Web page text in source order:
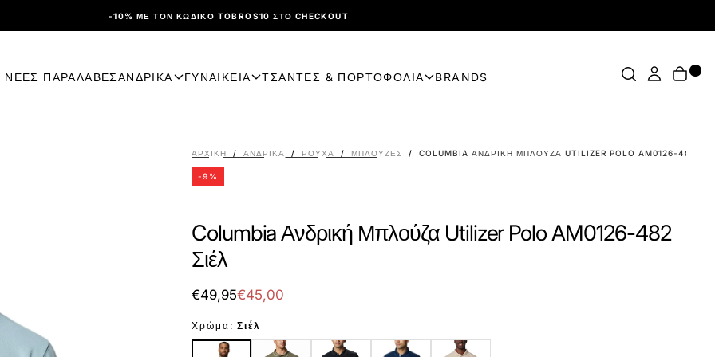
-10% ΜΕ ΤΟΝ ΚΩΔΙΚΌ TOBROS10 ΣΤΟ CHECKOUT
ΝΕΕΣ ΠΑΡΑΛΑΒΕΣΑΝΔΡΙΚΑ ΓΥΝΑΙΚΕΙΑ ΤΣΑΝΤΕΣ & ΠΟΡΤΟΦΟΛΙΑ BRANDS
ΑΡΧΙΚΉ / ΑΝΔΡΙΚΑ / ΡΟΎΧΑ / ΜΠΛΟΎΖΕΣ / COLUMBIA ΑΝΔΡΙΚΉ ΜΠΛΟΎΖΑ UTILIZER POLO AM0126-482
-9 %
Columbia Ανδρική Μπλούζα Utilizer Polo AM0126-482
Σιέλ
€45,00
Τιμή
€49,95Τιμή
έκπτωση
€45,00
Χρώμα: Σιέλ